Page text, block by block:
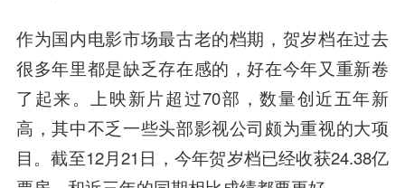
作为国内电影市场最古老的档期，贺岁档在过去
很多年里都是缺乏存在感的，好在今年又重新卷
了起来。上映新片超过70部，数量创近五年新
高，其中不乏一些头部影视公司颇为重视的大项
目。截至12月21日，今年贺岁档已经收获24.38亿